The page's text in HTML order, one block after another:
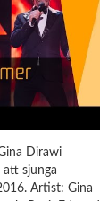
Dirawi
sjunga
Artist: Gina